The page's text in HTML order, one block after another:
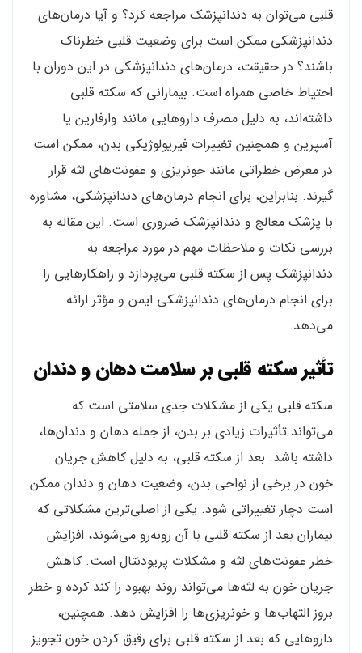
قلبی می‌توان به دندانپزشک مراجعه کرد؟ و آیا درمان‌های
دندانپزشکی ممکن است برای وضعیت قلبی خطرناک
باشند؟ در حقیقت، درمان‌های دندانپزشکی در این دوران با
احتیاط خاصی همراه است. بیمارانی که سکته قلبی
داشته‌اند، به دلیل مصرف داروهایی مانند وارفارین یا
آسپرین و همچنین تغییرات فیزیولوژیکی بدن، ممکن است
در معرض خطراتی مانند خونریزی و عفونت‌های لثه قرار
گیرند. بنابراین، برای انجام درمان‌های دندانپزشکی، مشاوره
با پزشک معالج و دندانپزشک ضروری است. این مقاله به
بررسی نکات و ملاحظات مهم در مورد مراجعه به
دندانپزشک پس از سکته قلبی می‌پردازد و راهکارهایی را
برای انجام درمان‌های دندانپزشکی ایمن و مؤثر ارائه
می‌دهد.
تأثیر سکته قلبی بر سلامت دهان و دندان
سکته قلبی یکی از مشکلات جدی سلامتی است که
می‌تواند تأثیرات زیادی بر بدن، از جمله دهان و دندان‌ها،
داشته باشد. بعد از سکته قلبی، به دلیل کاهش جریان
خون در برخی از نواحی بدن، وضعیت دهان و دندان ممکن
است دچار تغییراتی شود. یکی از اصلی‌ترین مشکلاتی که
بیماران بعد از سکته قلبی با آن روبه‌رو می‌شوند، افزایش
خطر عفونت‌های لثه و مشکلات پریودنتال است. کاهش
جریان خون به لثه‌ها می‌تواند روند بهبود را کند کرده و خطر
بروز التهاب‌ها و خونریزی‌ها را افزایش دهد. همچنین،
داروهایی که بعد از سکته قلبی برای رقیق کردن خون تجویز